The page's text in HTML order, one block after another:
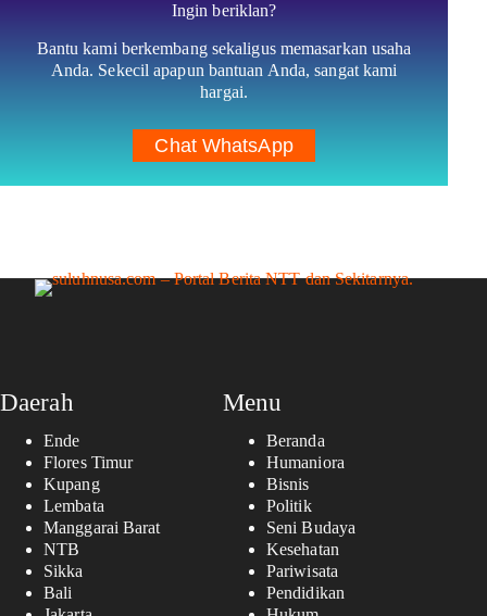
Ingin beriklan?
Bantu kami berkembang sekaligus memasarkan usaha
Anda. Sekecil apapun bantuan Anda, sangat kami
hargai.
Chat WhatsApp
Daerah
Ende
Flores Timur
Kupang
Lembata
Manggarai Barat
NTB
Sikka
Bali
Menu
Beranda
Humaniora
Bisnis
Politik
Seni Budaya
Kesehatan
Pariwisata
Pendidikan